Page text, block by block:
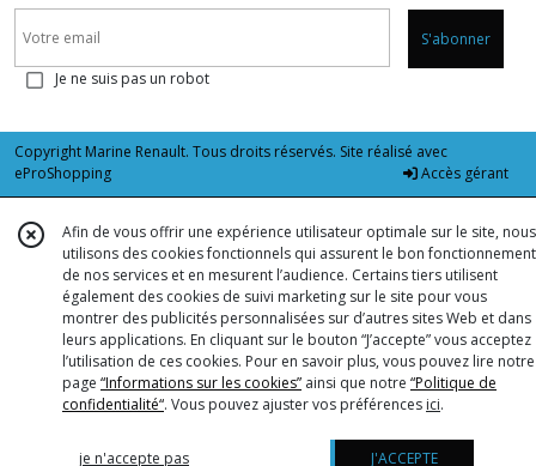
S'abonner
Je ne suis pas un robot
Copyright Marine Renault. Tous droits réservés. Site réalisé avec
eProShopping
Accès gérant
Afin de vous offrir une expérience utilisateur optimale sur le site, nous
utilisons des cookies fonctionnels qui assurent le bon fonctionnement
de nos services et en mesurent l’audience. Certains tiers utilisent
également des cookies de suivi marketing sur le site pour vous
montrer des publicités personnalisées sur d’autres sites Web et dans
leurs applications. En cliquant sur le bouton “J’accepte” vous acceptez
l’utilisation de ces cookies. Pour en savoir plus, vous pouvez lire notre
page “Informations sur les cookies” ainsi que notre “Politique de
confidentialité“. Vous pouvez ajuster vos préférences ici.
je n'accepte pas J'ACCEPTE